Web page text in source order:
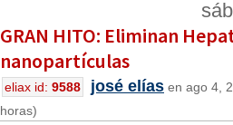
GRAN HITO: Eliminan
nanopartículas
eliax id: 9588 josé elías en ago 4,
horas)